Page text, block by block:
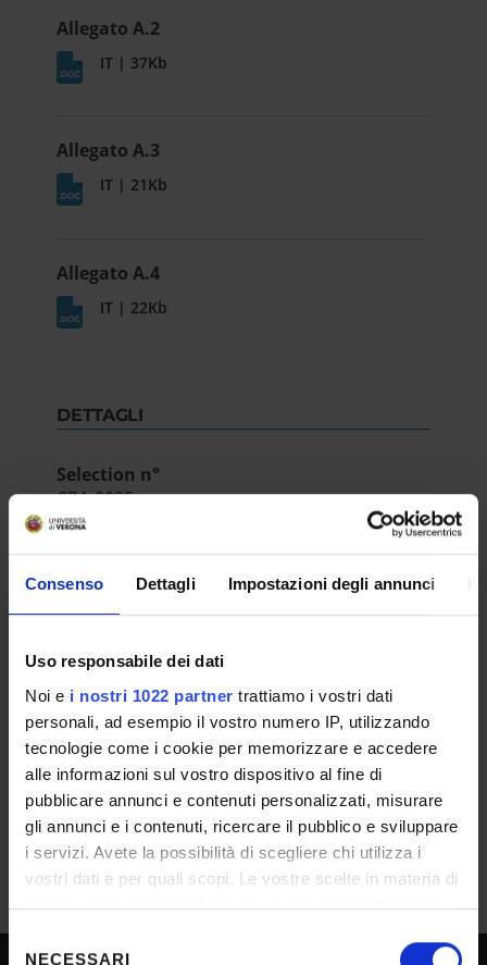
Consenso Dettagli Impostazioni degli annunci
Uso responsabile dei dati
Noi e i nostri 1022 partner trattiamo i vostri dati
personali, ad esempio il vostro numero IP, utilizzando
tecnologie come i cookie per memorizzare e accedere
alle informazioni sul vostro dispositivo al fine di
pubblicare annunci e contenuti personalizzati, misurare
gli annunci e i contenuti, ricercare il pubblico e sviluppare
i servizi. Avete la possibilità di scegliere chi utilizza i
vostri dati e per quali scopi. Le vostre scelte in materia di
privacy sono applicabili solo su questa proprietà digitale
modificare o revocare il proprio consenso in qualsiasi
Selezione
NECESSARI
Allegato A.2
IT | 37Kb
Allegato A.3
IT | 21Kb
Allegato A.4
IT | 22Kb
DETTAGLI
Selection n°
CPA-2025
Department
Scienze Umane
Number of places
RESULT/RANKING LISTS
Graduatoria
IT | 260Kb